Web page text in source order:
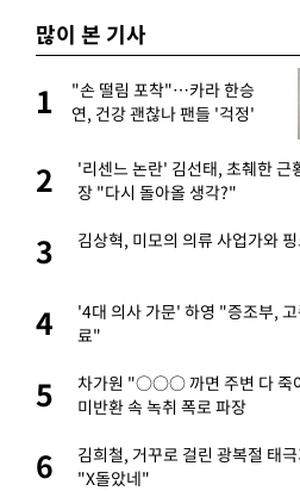
많이 본 기사
1
"손 떨림 포착"…카라 한승
연, 건강 괜찮나 팬들 '걱정'
2
'리센느 논란' 김선태, 초췌한
장 "다시 돌아올 생각?"
3 김상혁, 미모의 의류 사업가와
4
'4대 의사 가문' 하영 "증조부, 고
료"
5
차가원 "○○○ 까면 주변 다 죽
미반환 속 녹취 폭로 파장
6
김희철, 거꾸로 걸린 광복절 태
"X돌았네"